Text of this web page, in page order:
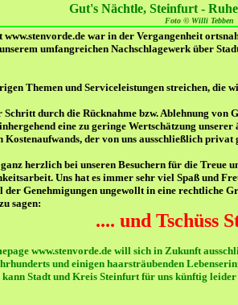
Gut's Nächtle, Steinfurt -
Foto © Willi Tebben
www.stenvorde.de war in der Vergangenheit
umfangreichen Nachschlagewerk über
Themen und Serviceleistungen streichen, die
durch die Rücknahme bzw. Ablehnung von
eine zu geringe Wertschätzung
Kostenaufwands, der von uns ausschließlich privat
herzlich bei unseren Besuchern für die Treue
Uns hat es immer sehr viel Spaß und
der Genehmigungen ungewollt in eine rechtliche
sagen:
.... und Tschüss
www.stenvorde.de will sich in Zukunft
und einigen haarsträubenden
kann Stadt und Kreis Steinfurt für uns künftig